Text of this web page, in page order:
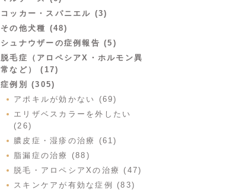
コッカー・スパニエル (3)
その他犬種 (48)
シュナウザーの症例報告 (5)
脱毛症（アロペシアX・ホルモン異
常など） (17)
症例別 (305)
アポキルが効かない (69)
エリザベスカラーを外したい
(26)
膿皮症・湿疹の治療 (61)
脂漏症の治療 (88)
脱毛・アロペシアXの治療 (47)
スキンケアが有効な症例 (83)